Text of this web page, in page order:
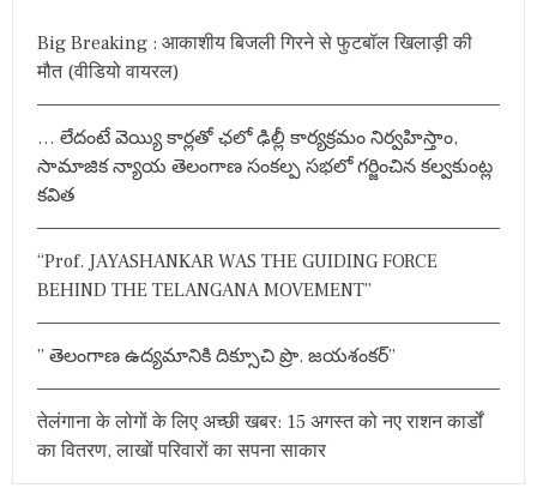
Big Breaking : आकाशीय बिजली गिरने से फुटबॉल खिलाड़ी की
मौत (वीडियो वायरल)
… లేదంటే వెయ్యి కార్లతో ఛలో ఢిల్లీ కార్యక్రమం నిర్వహిస్తాం,
సామాజిక న్యాయ తెలంగాణ సంకల్ప సభలో గర్జించిన కల్వకుంట్ల
కవిత
“Prof. JAYASHANKAR WAS THE GUIDING FORCE
BEHIND THE TELANGANA MOVEMENT”
” తెలంగాణ ఉద్యమానికి దిక్సూచి ప్రొ. జయశంకర్”
तेलंगाना के लोगों के लिए अच्छी खबर: 15 अगस्त को नए राशन कार्डों
का वितरण, लाखों परिवारों का सपना साकार